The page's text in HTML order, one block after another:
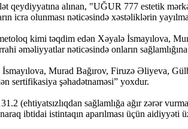
qeydiyyatına alınan, "UĞUR 777 estetik
icra olunması nəticəsində xəstəliklərin
kimi təqdim edən Xəyalə İsmayılova,
əməliyyatlar nəticəsində onların
İsmayılova, Murad Bağırov, Firuzə Əliyeva,
sertifikasiya şəhadətnaməsi” yoxdur.
(ehtiyatsızlıqdan sağlamlığa ağır zərər
ibtidai istintaqın aparılması üçün